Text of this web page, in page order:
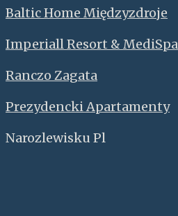
Baltic Home Międzyzdroje
Imperiall Resort & MediSpa
Ranczo Zagata
Prezydencki Apartamenty
Narozlewisku Pl